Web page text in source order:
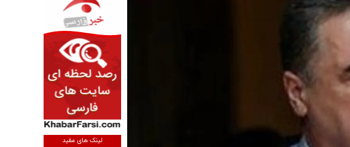
لینک های مفید